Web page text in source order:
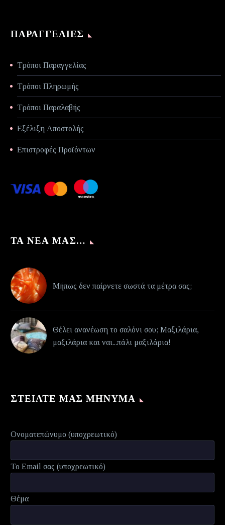
ΠΑΡΑΓΓΕΛΊΕΣ
Τρόποι Παραγγελίας
Τρόποι Πληρωμής
Τρόποι Παραλαβής
Εξέλιξη Αποστολής
Επιστροφές Προϊόντων
ΤΑ ΝΈΑ ΜΑΣ…
Μήπως δεν παίρνετε σωστά τα μέτρα σας;
Θέλει ανανέωση το σαλόνι σου; Μαξιλάρια,
μαξιλάρια και ναι...πάλι μαξιλάρια!
ΣΤΕΊΛΤΕ ΜΑΣ ΜΉΝΥΜΑ
Ονοματεπώνυμο (υποχρεωτικό)
Το Email σας (υποχρεωτικό)
Θέμα